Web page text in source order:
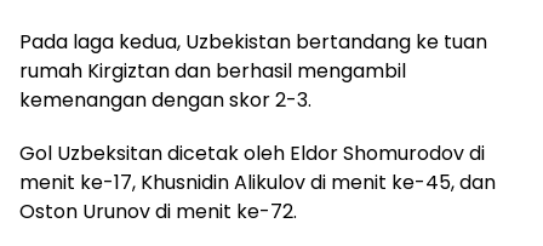
Pada laga kedua, Uzbekistan bertandang ke tuan
rumah Kirgiztan dan berhasil mengambil
kemenangan dengan skor 2-3.
Gol Uzbeksitan dicetak oleh Eldor Shomurodov di
menit ke-17, Khusnidin Alikulov di menit ke-45, dan
Oston Urunov di menit ke-72.